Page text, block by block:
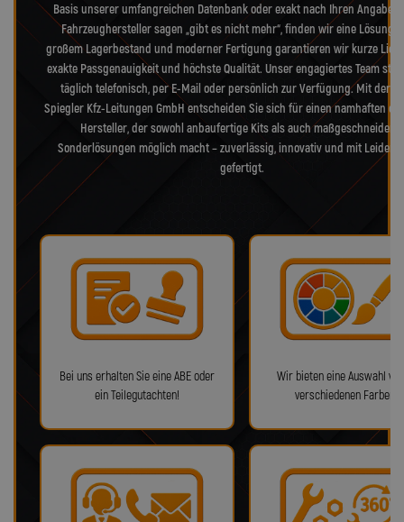
Basis unserer umfangreichen Datenbank oder exakt nach Ihren
Fahrzeughersteller sagen „gibt es nicht mehr“, finden wir eine Lösung.
großem Lagerbestand und moderner Fertigung garantieren wir kurze
exakte Passgenauigkeit und höchste Qualität. Unser engagiertes Team
täglich telefonisch, per E-Mail oder persönlich zur Verfügung. Mit der
Spiegler Kfz-Leitungen GmbH entscheiden Sie sich für einen namhaften
Hersteller, der sowohl anbaufertige Kits als auch maßgeschneiderte
Sonderlösungen möglich macht – zuverlässig, innovativ und mit
gefertigt.
Bei uns erhalten Sie eine ABE oder
ein Teilegutachten!
Wir bieten eine Auswahl
verschiedenen Farben!